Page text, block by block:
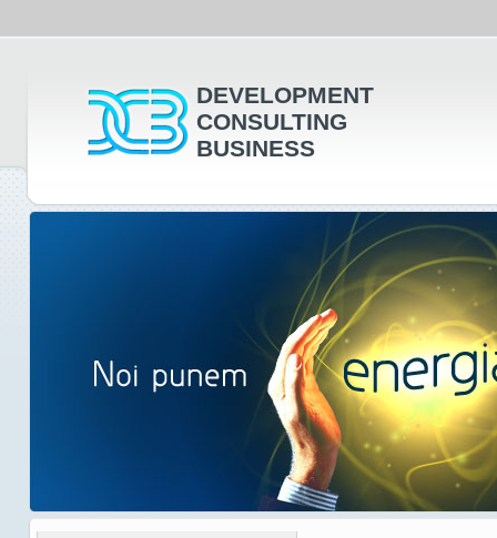
DEVELOPMENT
CONSULTING
BUSINESS